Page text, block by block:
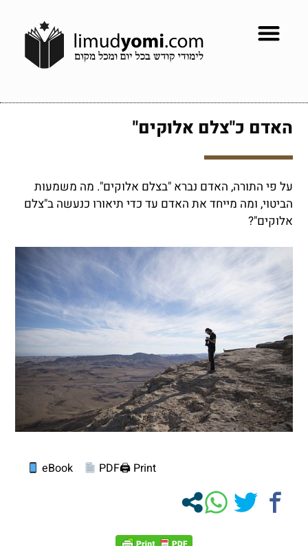
האדם כ"צלם אלוקים"
על פי התורה, האדם נברא "בצלם אלוקים". מה משמעות
הביטוי, ומה מייחד את האדם עד כדי תיאורו כנעשה ב"צלם
אלוקים"?
Print 🖨
PDF
eBook